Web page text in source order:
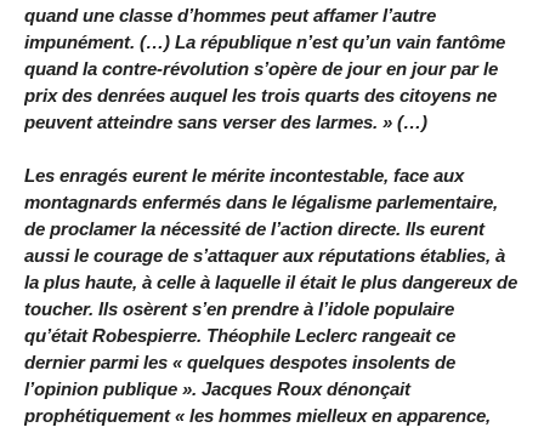
quand une classe d’hommes peut affamer l’autre
impunément. (…) La république n’est qu’un vain fantôme
quand la contre-révolution s’opère de jour en jour par le
prix des denrées auquel les trois quarts des citoyens ne
peuvent atteindre sans verser des larmes. » (…)
Les enragés eurent le mérite incontestable, face aux
montagnards enfermés dans le légalisme parlementaire,
de proclamer la nécessité de l’action directe. Ils eurent
aussi le courage de s’attaquer aux réputations établies, à
la plus haute, à celle à laquelle il était le plus dangereux de
toucher. Ils osèrent s’en prendre à l’idole populaire
qu’était Robespierre. Théophile Leclerc rangeait ce
dernier parmi les « quelques despotes insolents de
l’opinion publique ». Jacques Roux dénonçait
prophétiquement « les hommes mielleux en apparence,